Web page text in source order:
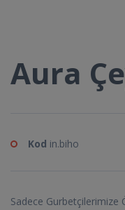
Aura
Kod in.biho
Sadece Gurbetçilerimize